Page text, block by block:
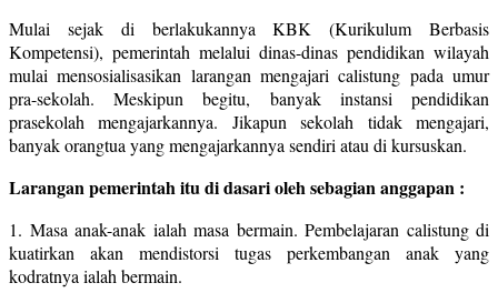
Mulai sejak di berlakukannya KBK (Kurikulum Berbasis
Kompetensi), pemerintah melalui dinas-dinas pendidikan wilayah
mulai mensosialisasikan larangan mengajari calistung pada umur
pra-sekolah. Meskipun begitu, banyak instansi pendidikan
prasekolah mengajarkannya. Jikapun sekolah tidak mengajari,
banyak orangtua yang mengajarkannya sendiri atau di kursuskan.
Larangan pemerintah itu di dasari oleh sebagian anggapan :
1. Masa anak-anak ialah masa bermain. Pembelajaran calistung di
kuatirkan akan mendistorsi tugas perkembangan anak yang
kodratnya ialah bermain.